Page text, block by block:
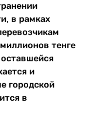
в рамках
тенге
и
городской
в